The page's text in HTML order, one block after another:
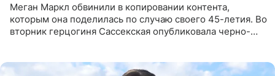
Меган Маркл обвинили в копировании контента,
которым она поделилась по случаю своего 45-летия. Во
вторник герцогиня Сассекская опубликовала черно-